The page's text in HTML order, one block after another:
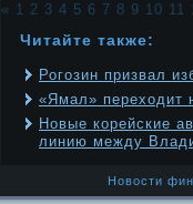
« 1 2 3 4 5 6 7 8 9 10 11
Читайте также:
Рогозин призвал
«Ямал» переходит
Новые корейские
линию между
Новости